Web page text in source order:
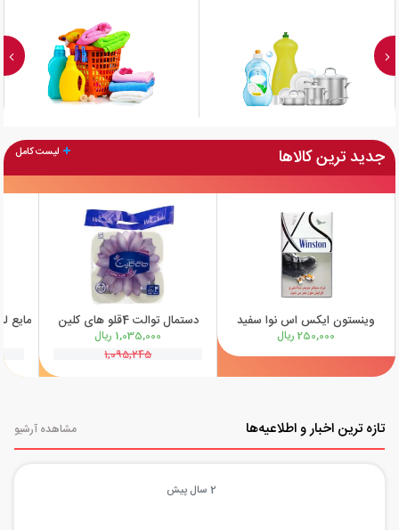
جدید ترین کالاها لیست کامل
وینستون ایکس اس نوا سفید
250,000 ریال
دستمال توالت 4قلو های کلین
1,035,000 ریال
1,095,245
تازه ترین اخبار و اطلاعیه‌ها مشاهده آرشیو
2 سال پیش